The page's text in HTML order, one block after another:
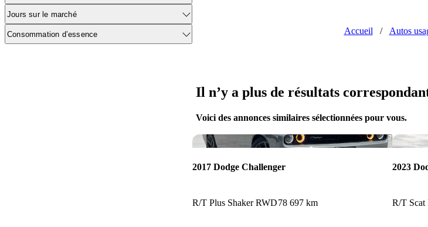
Jours sur le marché
Consommation d’essence Accueil / Autos
Il n’y a plus de résultats
Voici des annonces similaires sélectionnées pour vous.
Enregistrer
2017 Dodge Challenger
R/T Plus Shaker RWD78 697 km
2023
R/T Scat